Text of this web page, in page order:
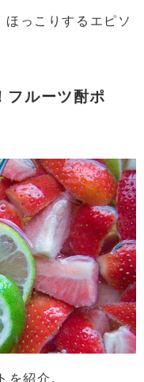
っこりするエピソ
フルーツ酎ポ
を紹介。